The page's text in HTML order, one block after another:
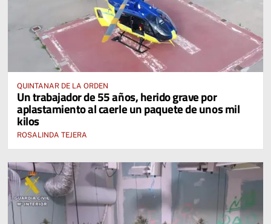
QUINTANAR DE LA ORDEN
Un trabajador de 55 años, herido grave por
aplastamiento al caerle un paquete de unos mil
kilos
ROSALINDA TEJERA